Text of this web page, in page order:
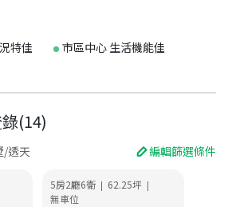
特佳
市區中心 生活機能佳
(14)
/透天 編輯篩選條件
5房2廳6衛 | 62.25坪 |
無車位